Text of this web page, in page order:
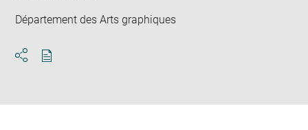
Département des Arts graphiques